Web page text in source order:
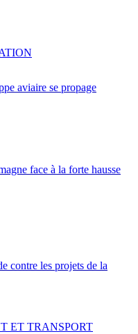
aviaire se propage
face à la forte hausse
contre les projets de la
ET TRANSPORT